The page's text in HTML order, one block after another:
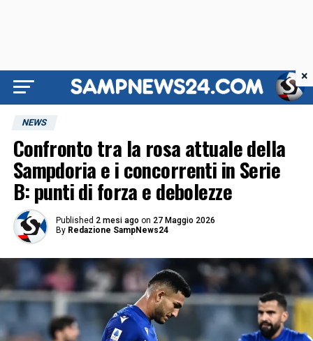
NEWS
Confronto tra la rosa attuale della
Sampdoria e i concorrenti in Serie
B: punti di forza e debolezze
Published 2 mesi ago on 27 Maggio 2026
By Redazione SampNews24
×